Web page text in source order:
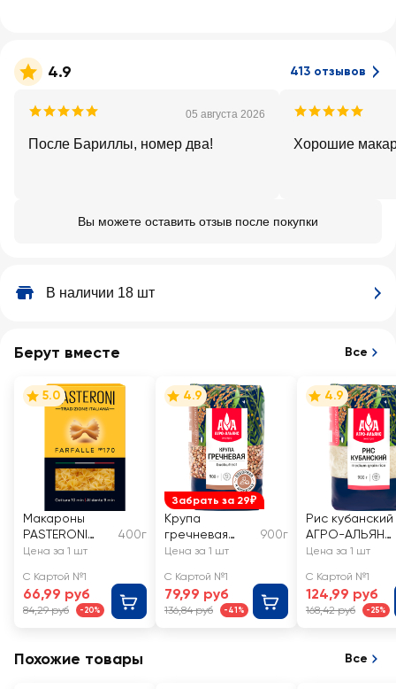
4.9 413 отзывов
05 августа 2026
После Бариллы, номер два! Хорошие
Вы можете оставить отзыв после покупки
В наличии 18 шт
Берут вместе Все
5.0
Макароны
PASTERONI
Farfalle №170
группа А
400г
Цена за 1 шт
С Картой №1
66,99 руб
84,29 руб -20%
Забрать за 29₽
4.9
Крупа
гречневая
АГРО-АЛЬЯНС
Элитная
высший сорт
900г
Цена за 1 шт
С Картой №1
79,99 руб
136,84 руб -41%
4.9
Рис кубанский
АГРО-АЛЬЯНС
Экстра
сорт
Цена за 1 шт
С Картой №1
124,99 руб
168,42 руб -25%
Похожие товары Все